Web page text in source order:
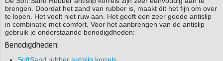
brengen. Doordat het zand van rubber is, maakt dit het fijn om over
te lopen. Het voelt niet ruw aan. Het geeft een zeer goede antislip
in combinatie met comfort. Voor het aanbrengen van de antislip
gebruik je onderstaande benodigdheden:
Benodigdheden: